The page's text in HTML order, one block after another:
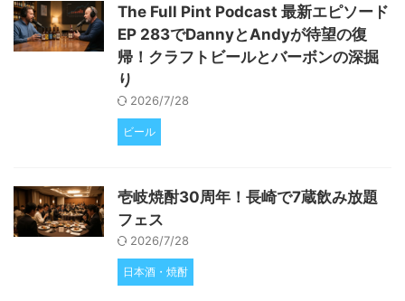
The Full Pint Podcast 最新エピソード
EP 283でDannyとAndyが待望の復
帰！クラフトビールとバーボンの深掘
り
2026/7/28
ビール
壱岐焼酎30周年！長崎で7蔵飲み放題
フェス
2026/7/28
日本酒・焼酎